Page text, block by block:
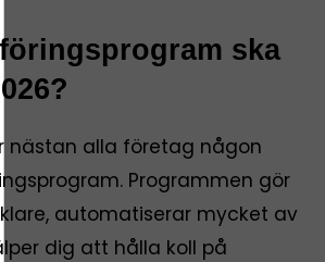
ska
nästan alla företag någon
Programmen gör
automatiserar mycket av
dig att hålla koll på